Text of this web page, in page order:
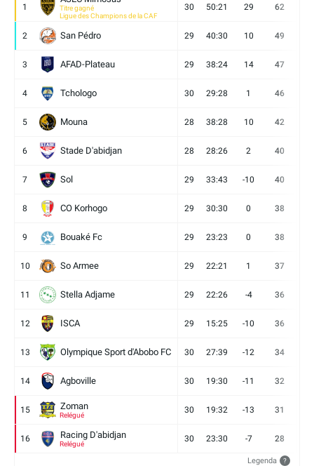
1
Titre gagné
Ligue des Champions de la CAF
30 50:21 29 62
2 San Pédro 29 40:30 10 49
3 AFAD-Plateau 29 38:24 14 47
4 Tchologo 30 29:28 1 46
5 Mouna 28 38:28 10 42
6 Stade D'abidjan 28 28:26 2 40
7 Sol 29 33:43 -10 40
8 CO Korhogo 29 30:30 0 38
9 Bouaké Fc 29 23:23 0 38
10 So Armee 29 22:21 1 37
11 Stella Adjame 29 22:26 -4 36
12 ISCA 29 15:25 -10 36
13 Olympique Sport d'Abobo FC 30 27:39 -12 34
14 Agboville 30 19:30 -11 32
15 Zoman
Relégué
30 19:32 -13 31
16 Racing D'abidjan
Relégué
30 23:30 -7 28
Legenda ?